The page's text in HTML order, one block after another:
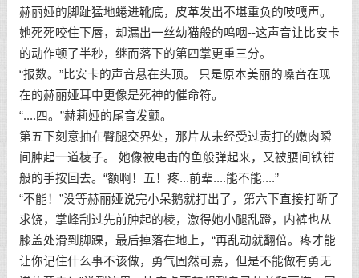
赫丽娅的脚趾猛地蜷进靴底，皮革发出不堪重负的吱嘎声。
她死死咬住下唇，却漏出一丝幼猫般的呜咽--这声音让比安卡
的动作顿了半秒，继而落下的第四掌更重三分。
“报数。”比安卡的声音悬在头顶。 只是原本美丽的嗓音在现
在的赫丽娅耳中更像是死神的催命符。
“....四。”赫莉娅的尾音发颤。
第五下刻意抽在臀腿交界处，那片从未经受过责打的嫩肉瞬
间肿起一道棱子。 她像被电击的鱼般弹起来，又被腰间铁钳
般的手按回去。“额啊！五！疼...前辈....能不能....”
“不能！”没等赫丽娅说完小呆鹅就打出了，第六下直接打断了
求饶，掌峰刮过先前肿起的棱，激得她小腿乱蹬，内裤也从
膝盖处滑到脚踝，最后掉落在地上，“再乱动就翻倍。疼才能
让你记住什么事不该做，勇气固然可嘉，但是不能做有勇无